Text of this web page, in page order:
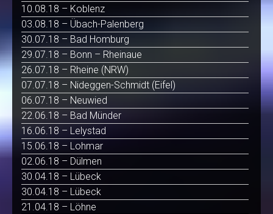
10.08.18 – Koblenz
03.08.18 – Übach-Palenberg
30.07.18 – Bad Homburg
29.07.18 – Bonn – Rheinaue
26.07.18 – Rheine (NRW)
07.07.18 – Nideggen-Schmidt (Eifel)
06.07.18 – Neuwied
22.06.18 – Bad Münder
16.06.18 – Lelystad
15.06.18 – Lohmar
02.06.18 – Dülmen
30.04.18 – Lübeck
30.04.18 – Lübeck
21.04.18 – Löhne